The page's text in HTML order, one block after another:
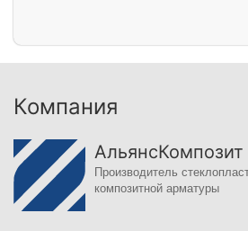
Компания
АльянсКомпозит
Производитель
композитной арматуры